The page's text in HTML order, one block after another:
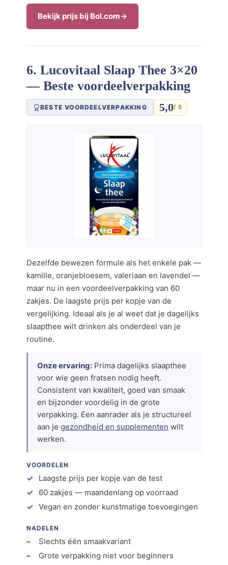
Bekijk prijs bij Bol.com
6. Lucovitaal Slaap Thee 3×20
— Beste voordeelverpakking
BESTE VOORDEELVERPAKKING 5,0/ 5
Dezelfde bewezen formule als het enkele pak —
kamille, oranjebloesem, valeriaan en lavendel —
maar nu in een voordeelverpakking van 60
zakjes. De laagste prijs per kopje van de
vergelijking. Ideaal als je al weet dat je dagelijks
slaapthee wilt drinken als onderdeel van je
routine.
Onze ervaring: Prima dagelijks slaapthee
voor wie geen fratsen nodig heeft.
Consistent van kwaliteit, goed van smaak
en bijzonder voordelig in de grote
verpakking. Een aanrader als je structureel
aan je gezondheid en supplementen wilt
werken.
VOORDELEN
Laagste prijs per kopje van de test
60 zakjes — maandenlang op voorraad
Vegan en zonder kunstmatige toevoegingen
NADELEN
Slechts één smaakvariant
Grote verpakking niet voor beginners